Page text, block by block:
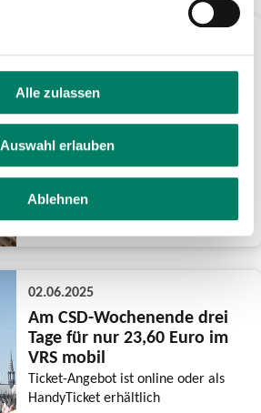
Alle zulassen
Auswahl erlauben
Ablehnen
Bombenentschärfung in
Köln-Deutz am Mittwoch,
04.06.2025
Notwendige
Evakuierungsmaßnahmen
Einschränkungen im Bus und
Bahnverkehr
02.06.2025
Am CSD-Wochenende drei
Tage für nur 23,60 Euro im
VRS mobil
Ticket-Angebot ist online oder als
HandyTicket erhältlich